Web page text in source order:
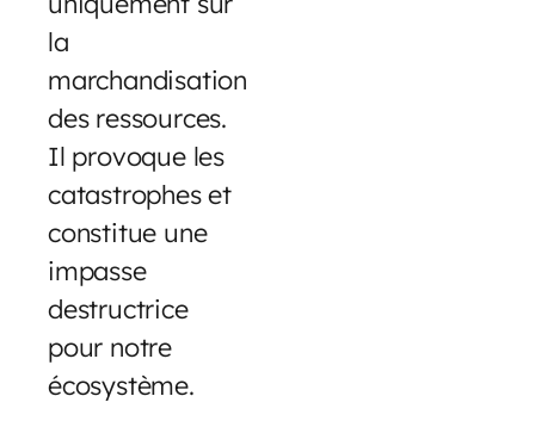
la
marchandisation
des ressources.
Il provoque les
catastrophes et
constitue une
impasse
destructrice
pour notre
écosystème.